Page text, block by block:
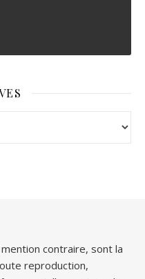
contraire, sont la
reproduction,